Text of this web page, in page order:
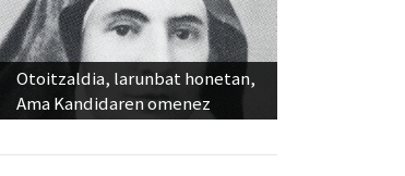
Otoitzaldia, larunbat honetan,
Ama Kandidaren omenez